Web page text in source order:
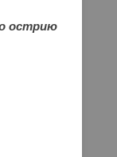
острию